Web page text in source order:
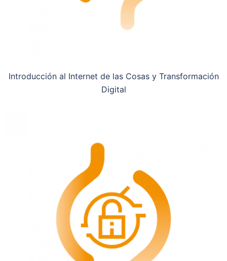
Introducción al Internet de las Cosas y Transformación
Digital